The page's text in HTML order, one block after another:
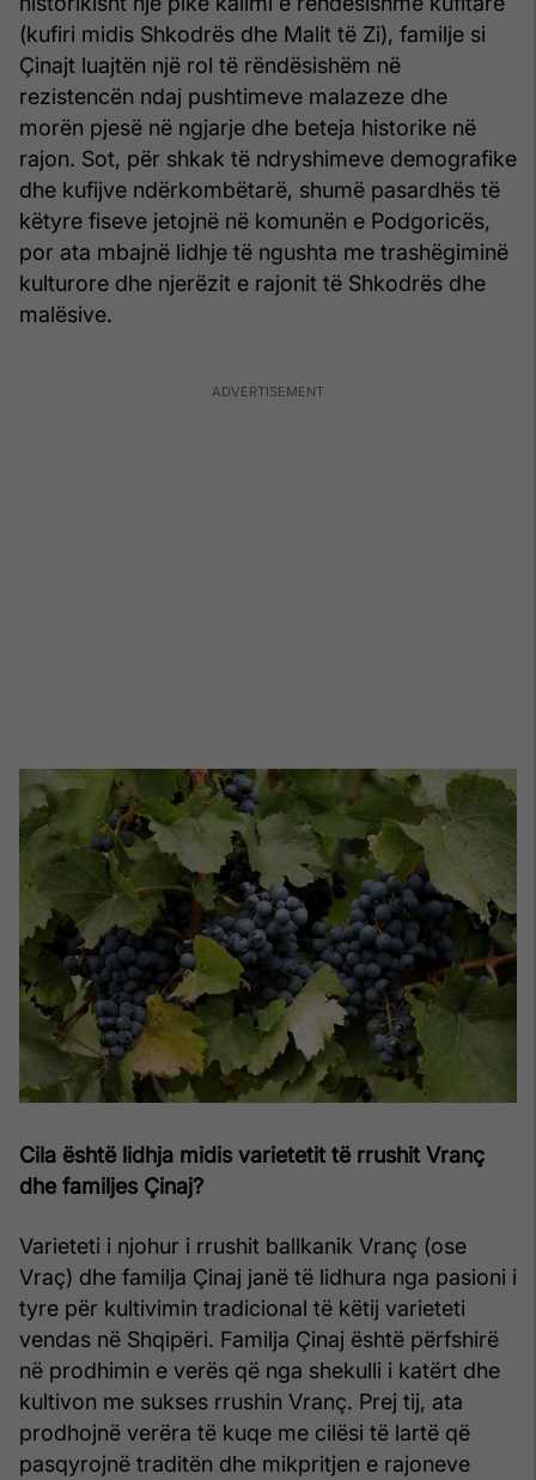
(kufiri midis Shkodrës dhe Malit të Zi), familje si
Çinajt luajtën një rol të rëndësishëm në
rezistencën ndaj pushtimeve malazeze dhe
morën pjesë në ngjarje dhe beteja historike në
rajon. Sot, për shkak të ndryshimeve demografike
dhe kufijve ndërkombëtarë, shumë pasardhës të
këtyre fiseve jetojnë në komunën e Podgoricës,
por ata mbajnë lidhje të ngushta me trashëgiminë
kulturore dhe njerëzit e rajonit të Shkodrës dhe
malësive.
Cila është lidhja midis varietetit të rrushit Vranç
dhe familjes Çinaj?
Varieteti i njohur i rrushit ballkanik Vranç (ose
Vraç) dhe familja Çinaj janë të lidhura nga pasioni i
tyre për kultivimin tradicional të këtij varieteti
vendas në Shqipëri. Familja Çinaj është përfshirë
në prodhimin e verës që nga shekulli i katërt dhe
kultivon me sukses rrushin Vranç. Prej tij, ata
prodhojnë verëra të kuqe me cilësi të lartë që
pasqyrojnë traditën dhe mikpritjen e rajoneve